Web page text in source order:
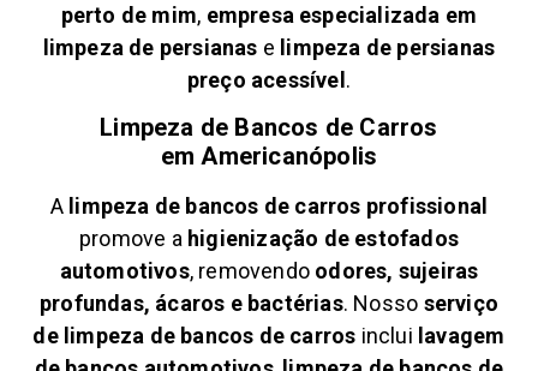
perto de mim, empresa especializada em
limpeza de persianas e limpeza de persianas
preço acessível.
Limpeza de Bancos de Carros
emAmericanópolis
A limpeza de bancos de carros profissional
promove a higienização de estofados
automotivos, removendo odores, sujeiras
profundas, ácaros e bactérias. Nosso serviço
de limpeza de bancos de carros inclui lavagem